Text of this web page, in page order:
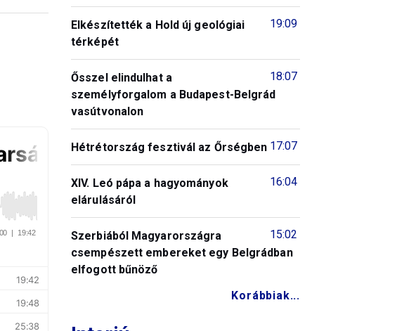
19:09
Elkészítették a Hold új geológiai
térképét
18:07
Ősszel elindulhat a
személyforgalom a Budapest-Belgrád
vasútvonalon
17:07
Hétrétország fesztivál az Őrségben
16:04
XIV. Leó pápa a hagyományok
elárulásáról
15:02
Szerbiából Magyarországra
csempészett embereket egy Belgrádban
elfogott bűnöző
Korábbiak...